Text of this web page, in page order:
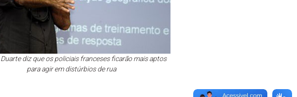
diz que os policiais franceses ficarão mais aptos
para agir em distúrbios de rua